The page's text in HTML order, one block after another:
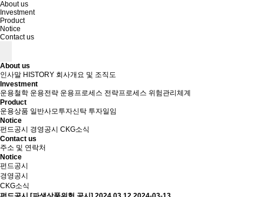
About us
Investment
Product
Notice
Contact us
About us
인사말 HISTORY 회사개요 및 조직도
Investment
운용철학 운용전략 운용프로세스 전략프로세스 위험관리체계
Product
운용상품 일반사모투자신탁 투자일임
Notice
펀드공시
경영공시 CKG소식
Contact us
주소 및 연락처
Notice
펀드공시
경영공시
CKG소식